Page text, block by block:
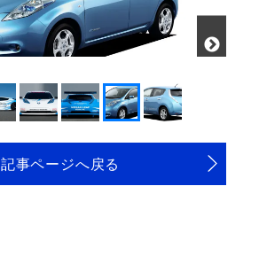
記事ページへ戻る